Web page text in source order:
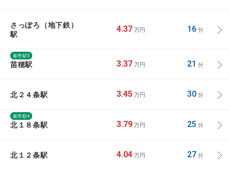
さっぽろ（地下鉄）
駅
4.37 万円 16分
最寄駅3
苗穂駅 3.37 万円 21 分
北２４条駅 3.45 万円 30分
最寄駅4
北１８条駅 3.79 万円 25分
北１２条駅 4.04 万円 27分